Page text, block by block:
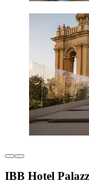
IBB Hotel